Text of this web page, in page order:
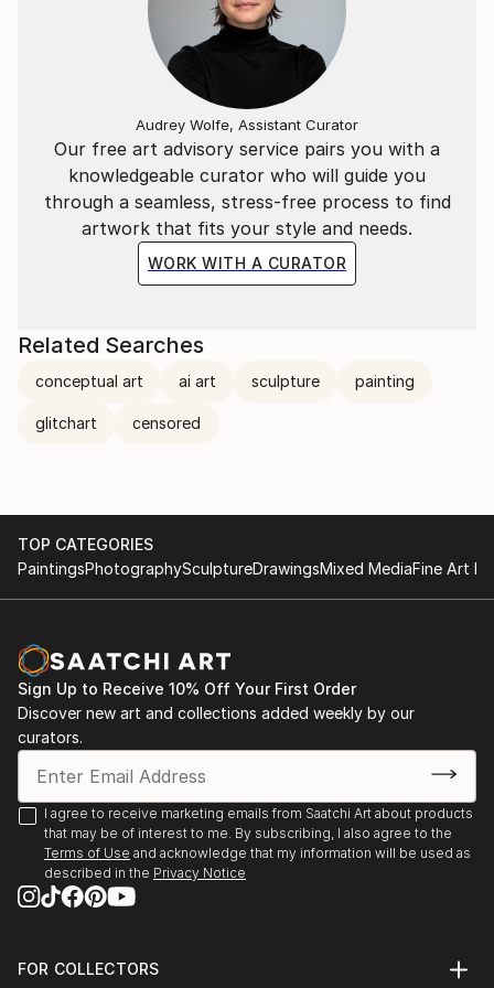
quello che siamo e di quello che è.
"L'essenziale è invisibile agli occhi".
La situazione attuale, quello che ci circonda, ci
porterà a vivere in un mondo "surrogato";
Ricreato ad hoc per vedere quello che non ci sarà più.
Conceptual art
Working with ceramic, concrete, wood etc
Our free art advisory service pairs you with a
knowledgeable curator who will guide you
through a seamless, stress-free process to find
artwork that fits your style and needs.
WORK WITH A CURATOR
Audrey Wolfe, Assistant Curator
Related Searches
conceptual art ai art sculpture painting
glitchart censored
TOP CATEGORIES
PaintingsPhotographySculptureDrawingsMixed MediaFine Art
Sign Up to Receive 10% Off Your First Order
Discover new art and collections added weekly by our
curators.
I agree to receive marketing emails from Saatchi Art about products
that may be of interest to me. By subscribing, I also agree to the
Terms of Use and acknowledge that my information will be used as
described in the Privacy Notice
FOR COLLECTORS